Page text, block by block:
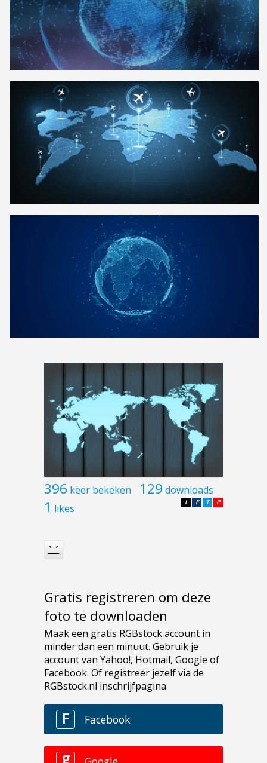
396 keer bekeken 129 downloads
1 likes P
T
F
L
Gratis registreren om deze
foto te downloaden